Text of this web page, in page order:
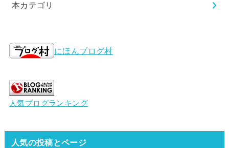
本カテゴリ
にほんブログ村
人気ブログランキング
人気の投稿とページ